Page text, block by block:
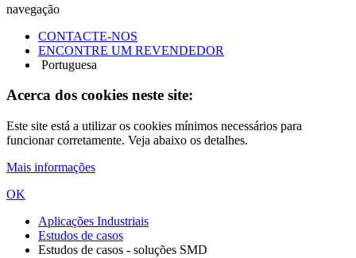
navegação
CONTACTE-NOS
ENCONTRE UM REVENDEDOR
Portuguesa
Acerca dos cookies neste site:
Este site está a utilizar os cookies mínimos necessários para
funcionar corretamente. Veja abaixo os detalhes.
Mais informações
OK
Aplicações Industriais
Estudos de casos
Estudos de casos - soluções SMD